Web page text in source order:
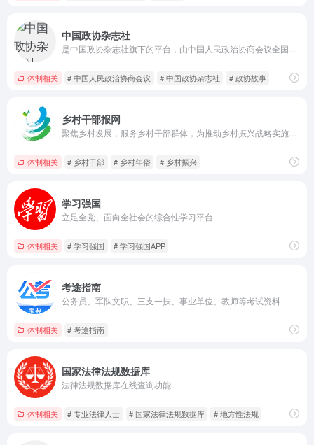
中国政协杂志社
体制相关 # 中国人民政治协商会议 # 中国政协杂志社 # 政协故事
乡村干部报网
体制相关 # 乡村干部 # 乡村年俗 # 乡村振兴
学习强国
立足全党、面向全社会的综合性学习平台
体制相关 # 学习强国 # 学习强国APP
考途指南
公务员、军队文职、三支一扶、事业单位、教师等考试资料
体制相关 # 考途指南
国家法律法规数据库
法律法规数据库在线查询功能
体制相关 # 专业法律人士 # 国家法律法规数据库 # 地方性法规